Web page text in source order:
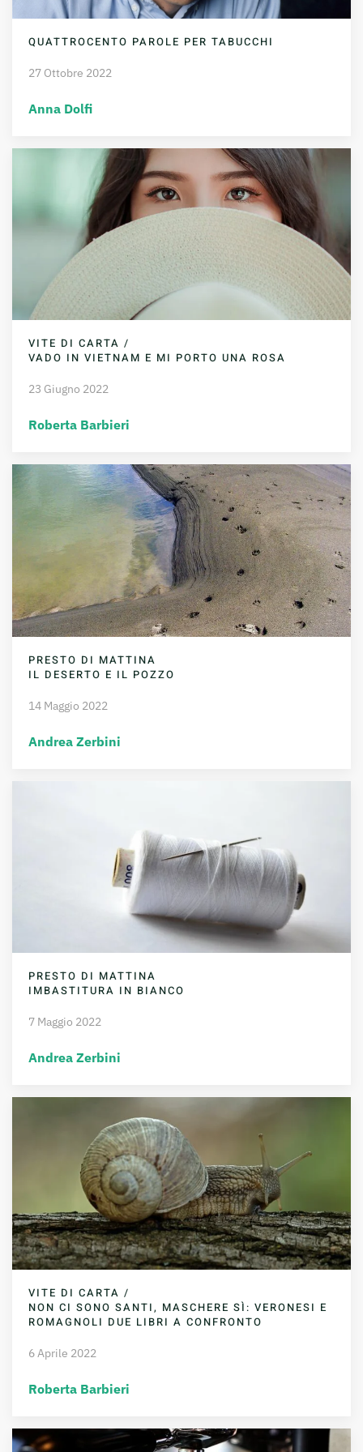
QUATTROCENTO PAROLE PER TABUCCHI
27 Ottobre 2022
Anna Dolfi
VITE DI CARTA /
VADO IN VIETNAM E MI PORTO UNA ROSA
23 Giugno 2022
Roberta Barbieri
PRESTO DI MATTINA
IL DESERTO E IL POZZO
14 Maggio 2022
Andrea Zerbini
PRESTO DI MATTINA
IMBASTITURA IN BIANCO
7 Maggio 2022
Andrea Zerbini
VITE DI CARTA /
NON CI SONO SANTI, MASCHERE SÌ: VERONESI E
ROMAGNOLI DUE LIBRI A CONFRONTO
6 Aprile 2022
Roberta Barbieri